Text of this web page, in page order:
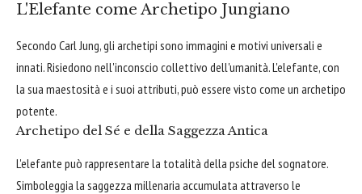
L'Elefante come Archetipo Jungiano
Secondo Carl Jung, gli archetipi sono immagini e motivi universali e
innati. Risiedono nell'inconscio collettivo dell'umanità. L'elefante, con
la sua maestosità e i suoi attributi, può essere visto come un archetipo
potente.
Archetipo del Sé e della Saggezza Antica
L'elefante può rappresentare la totalità della psiche del sognatore.
Simboleggia la saggezza millenaria accumulata attraverso le